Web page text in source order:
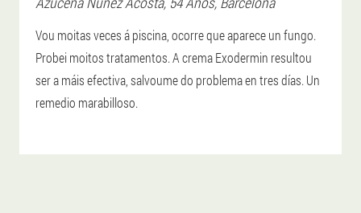
Vou moitas veces á piscina, ocorre que aparece un fungo.
Probei moitos tratamentos. A crema Exodermin resultou
ser a máis efectiva, salvoume do problema en tres días. Un
remedio marabilloso.